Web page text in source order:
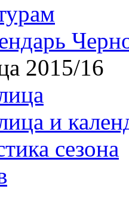
2015/16
и
сезона